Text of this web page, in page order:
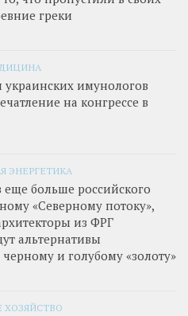
греки
украинских имунологов
на конгрессе в
ЭНЕРГЕТИКА
больше российского
«Северному потоку»,
из ФРГ
альтернативы
и голубому «золоту»